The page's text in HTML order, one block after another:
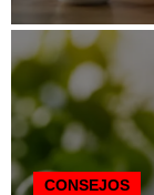
CONSEJOS